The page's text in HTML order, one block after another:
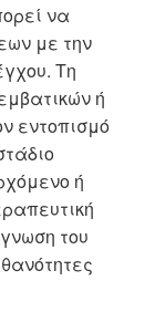
να
με την
Τη
ή
εντοπισμό
ή
του